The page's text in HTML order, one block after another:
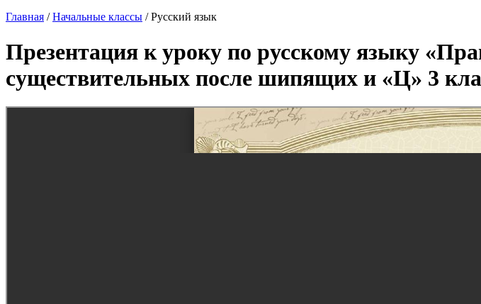
Главная /Начальные классы /Русский язык
Презентация к уроку по русскому языку
существительных после шипящих и «Ц» 3